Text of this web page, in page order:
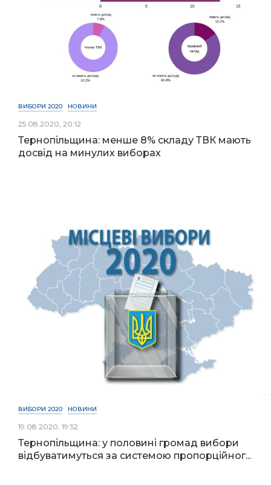
ВИБОРИ 2020 НОВИНИ
25.08.2020, 20:12
Тернопільщина: менше 8% складу ТВК мають
досвід на минулих виборах
ВИБОРИ 2020 НОВИНИ
19.08.2020, 19:52
Тернопільщина: у половині громад вибори
відбуватимуться за системою пропорційног...